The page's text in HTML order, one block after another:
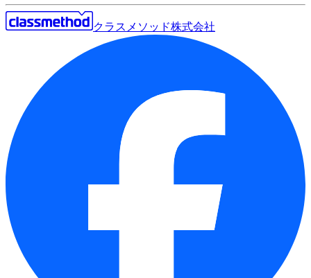
クラスメソッド株式会社